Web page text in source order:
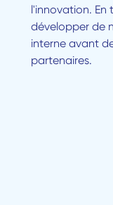
l'innovation.
développer de
interne avant
partenaires.